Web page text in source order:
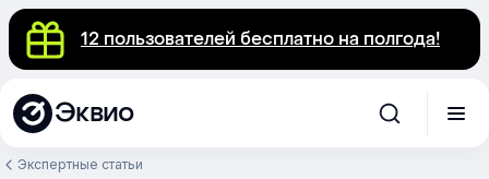
12 пользователей бесплатно на полгода!
Эквио
Экспертные статьи